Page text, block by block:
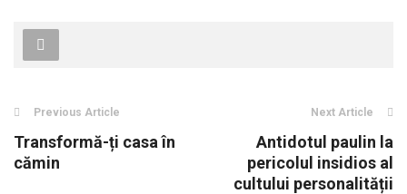
Previous Article
Transformă-ți casa în
cămin
Next Article
Antidotul paulin la
pericolul insidios al
cultului personalității